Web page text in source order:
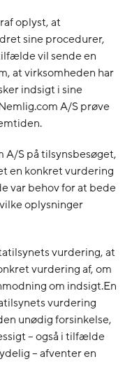
oplyst, at
sine procedurer,
vil sende en
at virksomheden har
indsigt i sine
A/S prøve
S på tilsynsbesøget,
en konkret vurdering
var behov for at bede
oplysninger
vurdering, at
vurdering af, om
om indsigt.En
vurdering
unødig forsinkelse,
– også i tilfælde
– afventer en